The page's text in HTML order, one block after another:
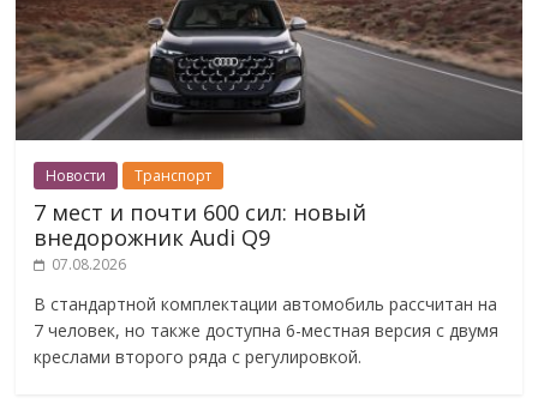
Новости Транспорт
7 мест и почти 600 сил: новый
внедорожник Audi Q9
07.08.2026
В стандартной комплектации автомобиль рассчитан на
7 человек, но также доступна 6-местная версия с двумя
креслами второго ряда с регулировкой.